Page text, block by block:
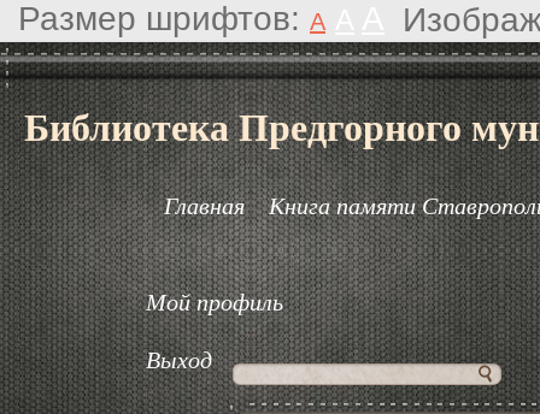
Размер шрифтов: A
Библиотека Предгорного
Главная Книга памяти
Мой профиль
Выход